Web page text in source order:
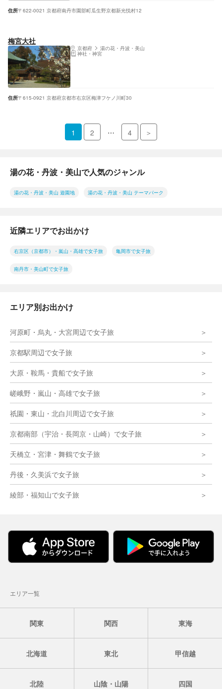
住所〒622-0021 京都府南丹市園部町瓜生野京都新光悦村12
梅宮大社
京都府 湯の花・丹波・美山
神社・神宮
住所〒615-0921 京都府京都市右京区梅津フケノ川町30
1 2 … 4 ＞
湯の花・丹波・美山で人気のジャンル
湯の花・丹波・美山 遊園地 湯の花・丹波・美山 テーマパーク
近隣エリアでお出かけ
右京区（京都市）・嵐山・高雄で女子旅 亀岡市で女子旅
南丹市・美山町で女子旅
エリア別お出かけ
河原町・烏丸・大宮周辺で女子旅
京都駅周辺で女子旅
大原・鞍馬・貴船で女子旅
嵯峨野・嵐山・高雄で女子旅
祇園・東山・北白川周辺で女子旅
京都南部（宇治・長岡京・山崎）で女子旅
天橋立・宮津・舞鶴で女子旅
丹後・久美浜で女子旅
綾部・福知山で女子旅
エリア一覧
関東 関西 東海
北海道 東北 甲信越
北陸 山陰・山陽 四国